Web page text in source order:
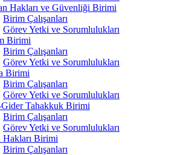
Hakları ve Güvenliği Birimi
Birim Çalışanları
Görev Yetki ve Sorumlulukları
Birimi
Birim Çalışanları
Görev Yetki ve Sorumlulukları
Birimi
Birim Çalışanları
Görev Yetki ve Sorumlulukları
Tahakkuk Birimi
Birim Çalışanları
Görev Yetki ve Sorumlulukları
Hakları Birimi
Birim Çalışanları